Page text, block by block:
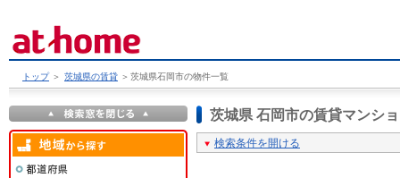
トップ ＞ 茨城県の賃貸 ＞ 茨城県石岡市の物件一覧
茨城県 石岡市の賃貸マンシ
検索条件を開ける